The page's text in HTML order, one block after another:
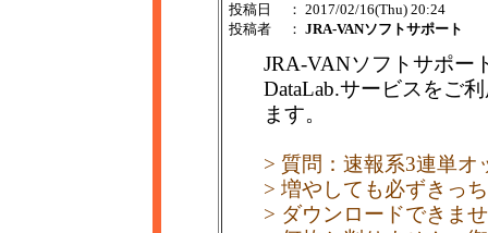
投稿日
： 2017/02/16(Thu) 20:24
投稿者
： JRA-VANソフトサポート
JRA-VANソフトサポー
DataLab.サービスをご
ます。
> 質問：速報系3連単オ
> 増やしても必ずきっ
> ダウンロードできま